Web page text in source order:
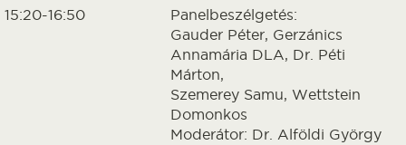
15:20-16:50
Panelbeszélgetés:
Gauder Péter, Gerzánics
Annamária DLA, Dr. Péti
Márton,
Szemerey Samu, Wettstein
Domonkos
Moderátor: Dr. Alföldi György